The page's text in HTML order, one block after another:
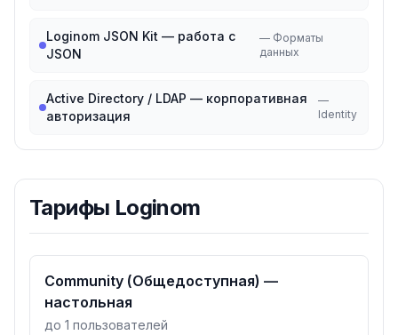
Loginom JSON Kit — работа с
JSON
— Форматы
данных
Active Directory / LDAP — корпоративная
авторизация
—
Identity
Тарифы Loginom
Community (Общедоступная) —
настольная
до 1 пользователей